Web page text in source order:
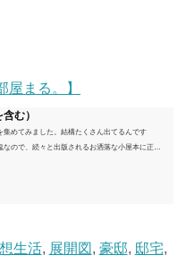
まる。】
む）
集めてみました。結構たくさん出てるんです
ので、続々と出版されるお洒落な小屋本に正直
生活, 展開図 , 豪邸, 邸宅,